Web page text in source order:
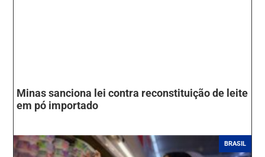
Minas sanciona lei contra reconstituição de leite
em pó importado
BRASIL